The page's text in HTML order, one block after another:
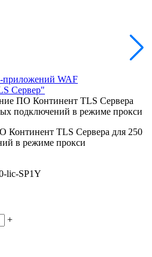
приложений WAF
Сервер"
ПО Континент TLS Cервера
подключений в режиме прокси
Континент TLS Cервера для 250
в режиме прокси
lic-SP1Y
+